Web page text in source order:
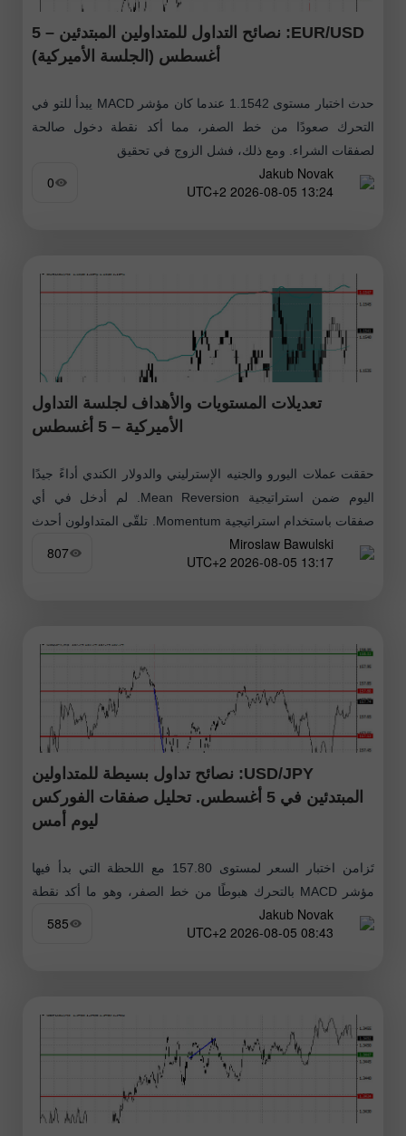
EUR/USD: نصائح التداول للمتداولين المبتدئين – 5
أغسطس (الجلسة الأميركية)
حدث اختبار مستوى 1.1542 عندما كان مؤشر MACD يبدأ للتو في
التحرك صعودًا من خط الصفر، مما أكد نقطة دخول صالحة
لصفقات الشراء. ومع ذلك، فشل الزوج في تحقيق
Jakub Novak
13:24 2026-08-05 UTC+2
0
تعديلات المستويات والأهداف لجلسة التداول
الأميركية – 5 أغسطس
حققت عملات اليورو والجنيه الإسترليني والدولار الكندي أداءً جيدًا
اليوم ضمن استراتيجية Mean Reversion. لم أدخل في أي
صفقات باستخدام استراتيجية Momentum. تلقّى المتداولون أحدث
البيانات الاقتصادية بشكل إيجابي
Miroslaw Bawulski
13:17 2026-08-05 UTC+2
807
USD/JPY: نصائح تداول بسيطة للمتداولين
المبتدئين في 5 أغسطس. تحليل صفقات الفوركس
ليوم أمس
تَزامن اختبار السعر لمستوى 157.80 مع اللحظة التي بدأ فيها
مؤشر MACD بالتحرك هبوطًا من خط الصفر، وهو ما أكد نقطة
الدخول الصحيحة لبيع الدولار. ونتيجة لذلك، تراجع الزوج بأكثر
Jakub Novak
08:43 2026-08-05 UTC+2
585